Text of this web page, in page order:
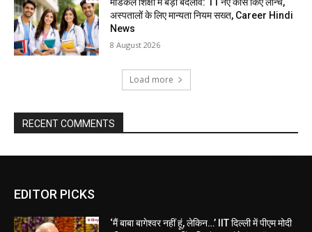
मेडिकल शिक्षा में बड़ा बदलाव: 11 नए कोर्स किए लॉन्च,
अस्पतालों के लिए मान्यता नियम सख्त, Career Hindi
News
8 August 2026
Load more
RECENT COMMENTS
EDITOR PICKS
‘मैं बाबा बागेश्वर नहीं हूं, लेकिन…’ IIT दिल्ली में पीएम मोदी